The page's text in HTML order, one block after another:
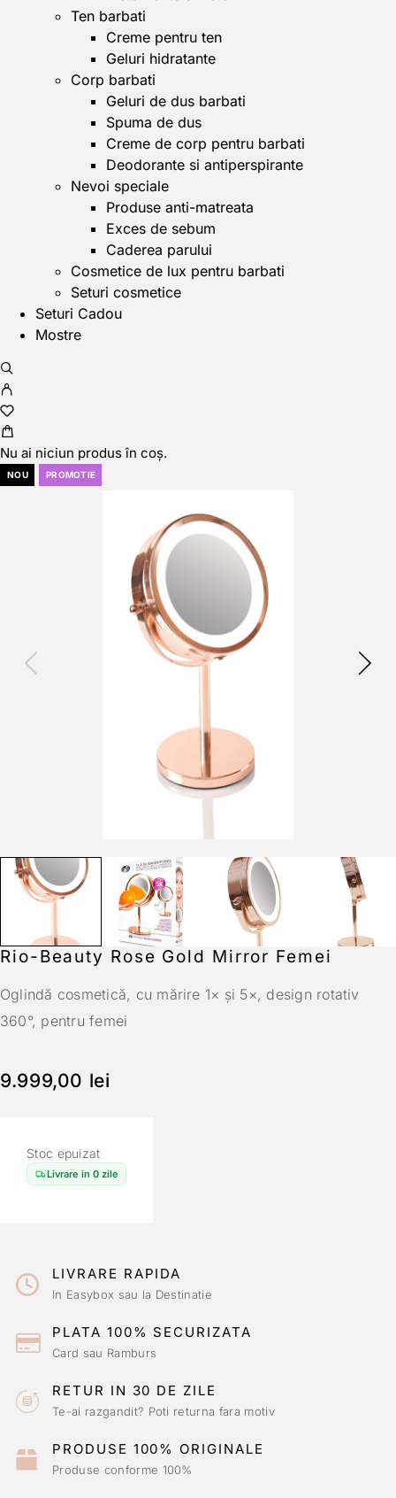
Ten barbati
Creme pentru ten
Geluri hidratante
Corp barbati
Geluri de dus barbati
Spuma de dus
Creme de corp pentru barbati
Deodorante si antiperspirante
Nevoi speciale
Produse anti-matreata
Exces de sebum
Caderea parului
Cosmetice de lux pentru barbati
Seturi cosmetice
Seturi Cadou
Mostre
Nu ai niciun produs în coș.
NOU PROMOTIE
Rio-Beauty Rose Gold Mirror Femei
Oglindă cosmetică, cu mărire 1× și 5×, design rotativ
360°, pentru femei
9.999,00 lei
Stoc epuizat
Livrare in 0 zile
LIVRARE RAPIDA
In Easybox sau la Destinatie
PLATA 100% SECURIZATA
Card sau Ramburs
RETUR IN 30 DE ZILE
Te-ai razgandit? Poti returna fara motiv
PRODUSE 100% ORIGINALE
Produse conforme 100%